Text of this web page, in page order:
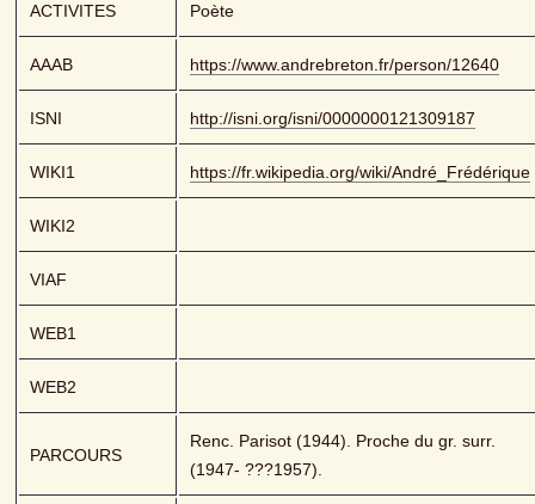
ACTIVITES Poète
AAAB https://www.andrebreton.fr/person/12640
ISNI http://isni.org/isni/0000000121309187
WIKI1 https://fr.wikipedia.org/wiki/André_Frédérique
WIKI2
VIAF
WEB1
WEB2
PARCOURS
Renc. Parisot (1944). Proche du gr. surr.
(1947- ???1957).